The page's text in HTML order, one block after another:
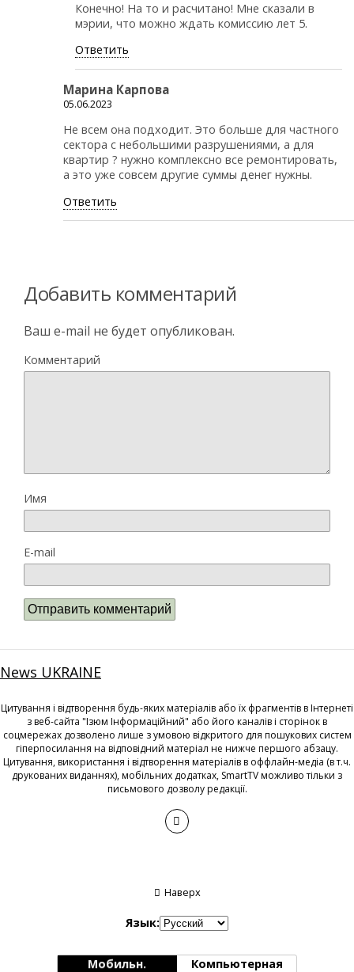
Конечно! На то и расчитано! Мне сказали в
мэрии, что можно ждать комиссию лет 5.
Ответить
Марина Карпова
05.06.2023
Не всем она подходит. Это больше для частного
сектора с небольшими разрушениями, а для
квартир ? нужно комплексно все ремонтировать,
а это уже совсем другие суммы денег нужны.
Ответить
Добавить комментарий
Ваш e-mail не будет опубликован.
Комментарий
Имя
E-mail
News UKRAINE
Цитування і відтворення будь-яких матеріалів або їх фрагментів в Інтернеті
з веб-сайта "Ізюм Інформаційний" або його каналів і сторінок в
соцмережах дозволено лише з умовою відкритого для пошукових систем
гіперпосилання на відповідний матеріал не нижче першого абзацу.
Цитування, використання і відтворення матеріалів в оффлайн-медіа (в т.ч.
друкованих виданнях), мобільних додатках, SmartTV можливо тільки з
письмового дозволу редакції.
Наверх
Язык:
Мобильн. Компьютерная